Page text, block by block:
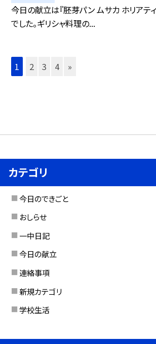
今日の献立は『胚芽パン ムサカ ホリアテ
でした。ギリシャ料理の...
1 2 3 4 »
カテゴリ
今日のできごと
おしらせ
一中日記
今日の献立
連絡事項
新規カテゴリ
学校生活